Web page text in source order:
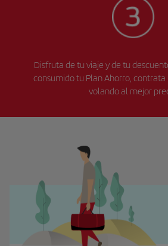
Disfruta de tu viaje y de tu
consumido tu Plan Ahorro, contrata
volando al mejor